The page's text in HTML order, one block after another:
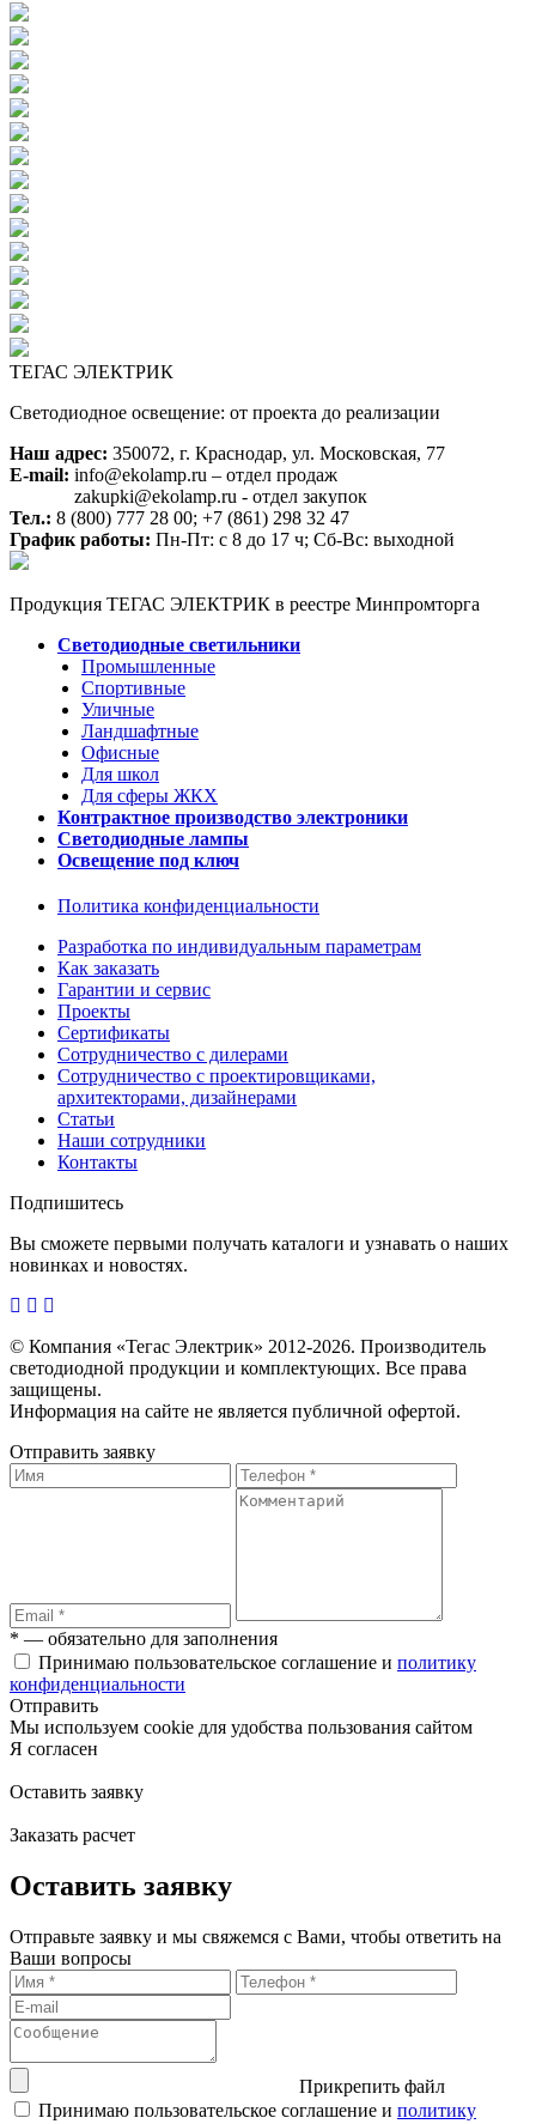
ТЕГАС ЭЛЕКТРИК
Светодиодное освещение: от проекта до реализации
Наш адрес: 350072, г. Краснодар, ул. Московская, 77
E-mail: info@ekolamp.ru – отдел продаж
zakupki@ekolamp.ru - отдел закупок
Тел.: 8 (800) 777 28 00; +7 (861) 298 32 47
График работы: Пн-Пт: с 8 до 17 ч; Сб-Вс: выходной
Продукция ТЕГАС ЭЛЕКТРИК в реестре Минпромторга
Светодиодные светильники
Промышленные
Спортивные
Уличные
Ландшафтные
Офисные
Для школ
Для сферы ЖКХ
Контрактное производство электроники
Светодиодные лампы
Освещение под ключ
Политика конфиденциальности
Разработка по индивидуальным параметрам
Как заказать
Гарантии и сервис
Проекты
Сертификаты
Сотрудничество с дилерами
Сотрудничество с проектировщиками,
архитекторами, дизайнерами
Статьи
Наши сотрудники
Контакты
Подпишитесь
Вы сможете первыми получать каталоги и узнавать о наших
новинках и новостях.
© Компания «Тегас Электрик» 2012-2026. Производитель
светодиодной продукции и комплектующих. Все права
защищены.
Информация на сайте не является публичной офертой.
Отправить заявку
* — обязательно для заполнения
Принимаю пользовательское соглашение и политику
конфиденциальности
Отправить
Мы используем cookie для удобства пользования сайтом
Я согласен
Оставить заявку
Заказать расчет
Оставить заявку
Отправьте заявку и мы свяжемся с Вами, чтобы ответить на
Ваши вопросы
Прикрепить файл
Принимаю пользовательское соглашение и политику